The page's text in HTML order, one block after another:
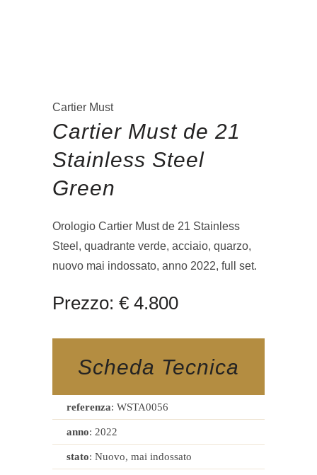
Cartier Must
Cartier Must de 21
Stainless Steel
Green
Orologio Cartier Must de 21 Stainless
Steel, quadrante verde, acciaio, quarzo,
nuovo mai indossato, anno 2022, full set.
Prezzo: € 4.800
Scheda Tecnica
referenza: WSTA0056
anno: 2022
stato: Nuovo, mai indossato